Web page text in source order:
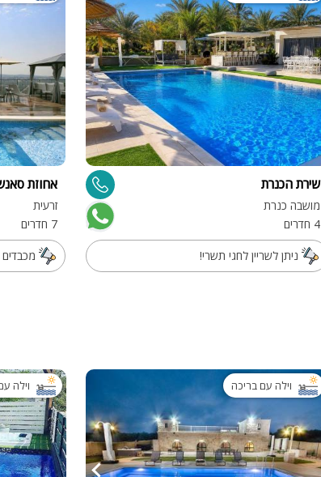
להשכרה
סאונה
קריוקי
גקוזי
שולחן סנוקר
פלייסטיישן
שולחן פוקר
בריכה מקורה
מסך lcd
מרפסת
מטבח
שירת הכנרת
מושבה כנרת
4 חדרים
ניתן לשריין לחגי תשרי!
אחוזת
זרעית
7 חדרים
מכבדים
וילה עם בריכה וילה